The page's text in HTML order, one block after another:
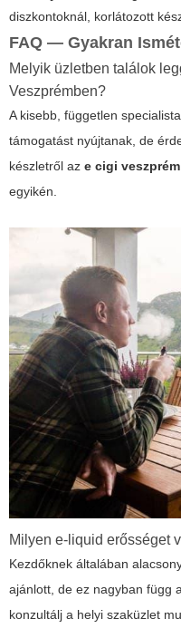
diszkontoknál, korlátozott
FAQ — Gyakran
Melyik üzletben találok
Veszprémben?
A kisebb, független
támogatást nyújtanak, de
készletről az e cigi veszprém
egyikén.
Milyen e-liquid erősséget
Kezdőknek általában
ajánlott, de ez nagyban függ
konzultálj a helyi szaküzlet